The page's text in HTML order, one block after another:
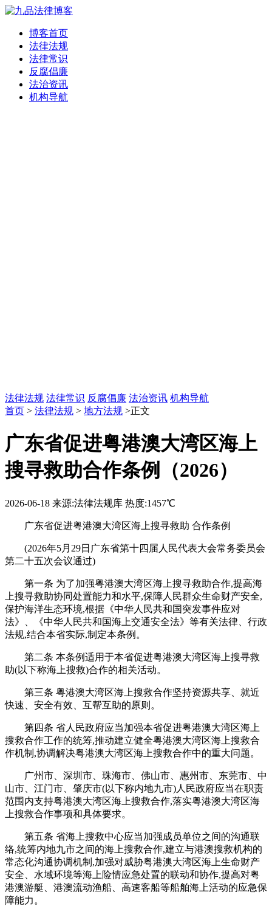
博客首页
法律法规
法律常识
反腐倡廉
法治资讯
机构导航
法律法规 法律常识 反腐倡廉 法治资讯 机构导航
首页 > 法律法规 > 地方法规 >正文
广东省促进粤港澳大湾区海上
搜寻救助合作条例（2026）
2026-06-18 来源:法律法规库 热度:1457℃
广东省促进粤港澳大湾区海上搜寻救助 合作条例
(2026年5月29日广东省第十四届人民代表大会常务委员会
第二十五次会议通过)
第一条 为了加强粤港澳大湾区海上搜寻救助合作,提高海
上搜寻救助协同处置能力和水平,保障人民群众生命财产安全,
保护海洋生态环境,根据《中华人民共和国突发事件应对
法》、《中华人民共和国海上交通安全法》等有关法律、行政
法规,结合本省实际,制定本条例。
第二条 本条例适用于本省促进粤港澳大湾区海上搜寻救
助(以下称海上搜救)合作的相关活动。
第三条 粤港澳大湾区海上搜救合作坚持资源共享、就近
快速、安全有效、互帮互助的原则。
第四条 省人民政府应当加强本省促进粤港澳大湾区海上
搜救合作工作的统筹,推动建立健全粤港澳大湾区海上搜救合
作机制,协调解决粤港澳大湾区海上搜救合作中的重大问题。
广州市、深圳市、珠海市、佛山市、惠州市、东莞市、中
山市、江门市、肇庆市(以下称内地九市)人民政府应当在职责
范围内支持粤港澳大湾区海上搜救合作,落实粤港澳大湾区海
上搜救合作事项和具体要求。
第五条 省海上搜救中心应当加强成员单位之间的沟通联
络,统筹内地九市之间的海上搜救合作,建立与港澳搜救机构的
常态化沟通协调机制,加强对威胁粤港澳大湾区海上生命财产
安全、水域环境等海上险情应急处置的联动和协作,提高对粤
港澳游艇、港澳流动渔船、高速客船等船舶海上活动的应急保
障能力。